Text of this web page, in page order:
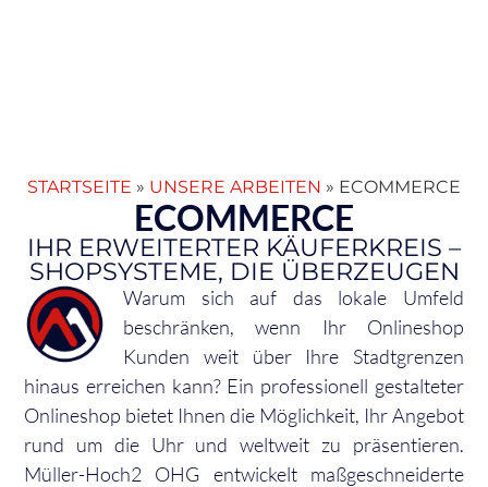
STARTSEITE » UNSERE ARBEITEN » ECOMMERCE
ECOMMERCE
IHR ERWEITERTER KÄUFERKREIS –
SHOPSYSTEME, DIE ÜBERZEUGEN
Warum sich auf das lokale Umfeld
beschränken, wenn Ihr Onlineshop
Kunden weit über Ihre Stadtgrenzen
hinaus erreichen kann? Ein professionell gestalteter
Onlineshop bietet Ihnen die Möglichkeit, Ihr Angebot
rund um die Uhr und weltweit zu präsentieren.
Müller-Hoch2 OHG entwickelt maßgeschneiderte